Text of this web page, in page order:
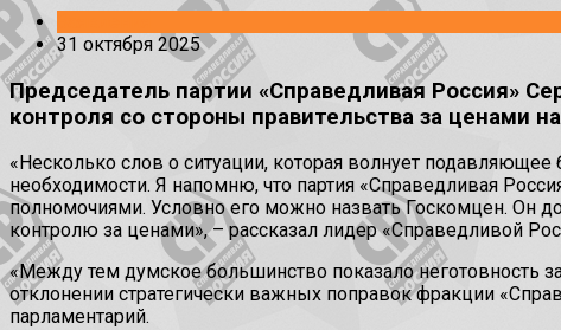
31 октября 2025
Председатель партии «Справедливая Россия»
контроля со стороны правительства за ценами
«Несколько слов о ситуации, которая волнует
необходимости. Я напомню, что партия «Справедливая
полномочиями. Условно его можно назвать Госкомцен. Он
контролю за ценами», – рассказал лидер «Справедливой
«Между тем думское большинство показало
отклонении стратегически важных поправок фракции
парламентарий.